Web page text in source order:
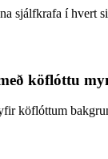
sjálfkrafa í hvert
köflóttu
köflóttum